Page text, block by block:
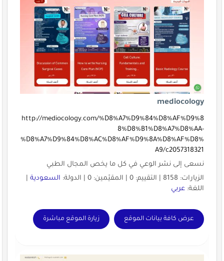
mediocology
http://mediocology.com/%D8%A7%D9%84%D8%AF%D9%8
8%D8%B1%D8%A7%D8%AA-
%D8%A7%D9%84%D8%AC%D8%AF%D9%8A%D8%AF%D8%
A9/c2057318321
نسعى إلى نشر الوعي في كل ما يخص المجال الطبي
الزيارات: 8158 | التقييم: 0 | المقيّمين: 0 | الدولة:
السعودية|
اللغة: عربي
عرض كافة بيانات الموقع زيارة الموقع مباشرة